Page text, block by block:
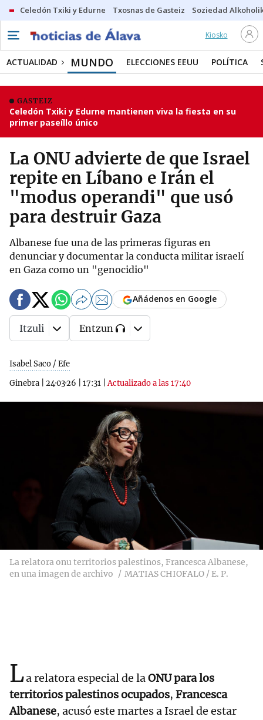
Celedón Txiki y Edurne Txosnas de Gasteiz Soziedad
Kiosko
ACTUALIDAD MUNDO ELECCIONES EEUU POLÍTICA
GASTEIZ
Celedón Txiki y Edurne mantienen viva la fiesta en su
primer paseíllo único
La ONU advierte de que Israel
repite en Líbano e Irán el
"modus operandi" que usó
para destruir Gaza
Albanese fue una de las primeras figuras en
denunciar y documentar la conducta militar israelí
en Gaza como un "genocidio"
Isabel Saco / Efe
Ginebra
24·03·26 17:31 |Actualizado a las 17:40
Añádenos en Google
Itzuli Entzun
La relatora onu territorios palestinos, Francesca Albanese,
en una imagen de archivo
MATIAS CHIOFALO / E. P.
La relatora especial de laONU para los
territorios palestinos ocupados, Francesca
Albanese, acusó este martes a Israel de estar